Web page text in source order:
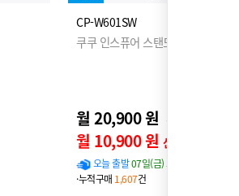
CP-W601SW
쿠쿠 인스퓨어 스탠드 정수기 (냉온정)
월 20,900 원 25,900원
월 10,900 원 신용카드 할인가
오늘 출발07일(금) 도착 확률
·누적구매 1,607건